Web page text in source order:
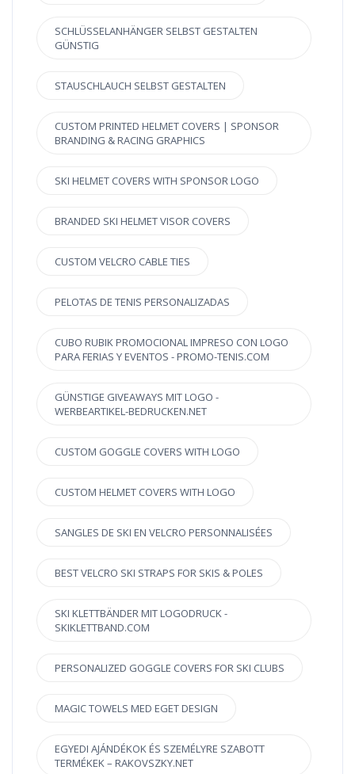
SCHLÜSSELANHÄNGER SELBST GESTALTEN
GÜNSTIG
STAUSCHLAUCH SELBST GESTALTEN
CUSTOM PRINTED HELMET COVERS | SPONSOR
BRANDING & RACING GRAPHICS
SKI HELMET COVERS WITH SPONSOR LOGO
BRANDED SKI HELMET VISOR COVERS
CUSTOM VELCRO CABLE TIES
PELOTAS DE TENIS PERSONALIZADAS
CUBO RUBIK PROMOCIONAL IMPRESO CON LOGO
PARA FERIAS Y EVENTOS - PROMO-TENIS.COM
GÜNSTIGE GIVEAWAYS MIT LOGO -
WERBEARTIKEL-BEDRUCKEN.NET
CUSTOM GOGGLE COVERS WITH LOGO
CUSTOM HELMET COVERS WITH LOGO
SANGLES DE SKI EN VELCRO PERSONNALISÉES
BEST VELCRO SKI STRAPS FOR SKIS & POLES
SKI KLETTBÄNDER MIT LOGODRUCK -
SKIKLETTBAND.COM
PERSONALIZED GOGGLE COVERS FOR SKI CLUBS
MAGIC TOWELS MED EGET DESIGN
EGYEDI AJÁNDÉKOK ÉS SZEMÉLYRE SZABOTT
TERMÉKEK – RAKOVSZKY.NET